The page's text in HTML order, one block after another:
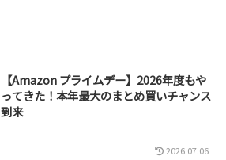
【Amazon プライムデー】2026年度もや
ってきた！本年最大のまとめ買いチャンス
到来
2026.07.06